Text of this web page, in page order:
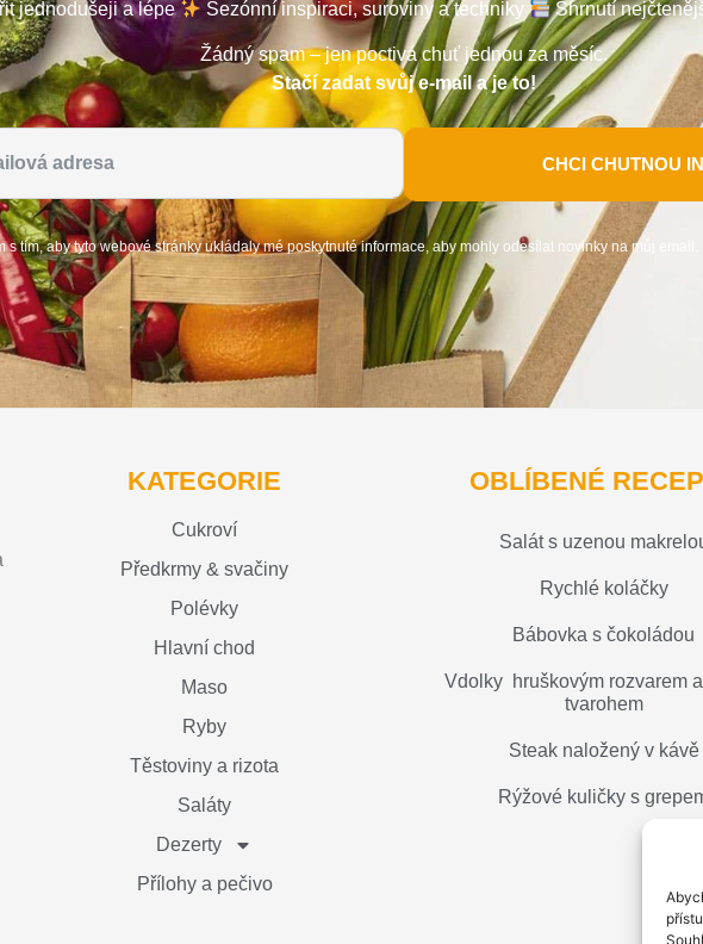
jednodušeji a lépe
Sezónní inspiraci, suroviny a techniky Shrnutí
Žádný spam – jen poctivá chuť jednou za měsíc.
Stačí zadat svůj e-mail a je to!
CHCI CHUTNOU
s tím, aby tyto webové stránky ukládaly mé poskytnuté informace, aby mohly odesílat novinky na můj email.
KATEGORIE
Cukroví
Předkrmy & svačiny
Polévky
Hlavní chod
Maso
Ryby
Těstoviny a rizota
Saláty
Dezerty
Přílohy a pečivo
OBLÍBENÉ
Salát s uzenou
Rychlé koláčky
Bábovka s čokoládou
Vdolky hruškovým rozvarem
tvarohem
Steak naložený v kávě
Rýžové kuličky s